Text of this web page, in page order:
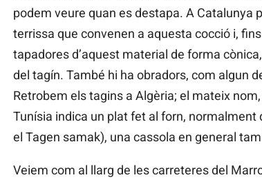
podem veure quan es destapa. A Catalunya
terrissa que convenen a aquesta cocció i,
tapadores d’aquest material de forma
del tagín. També hi ha obradors, com algun
Retrobem els tagins a Algèria; el mateix
Tunísia indica un plat fet al forn, normalment
el Tagen samak), una cassola en general
Veiem com al llarg de les carreteres del